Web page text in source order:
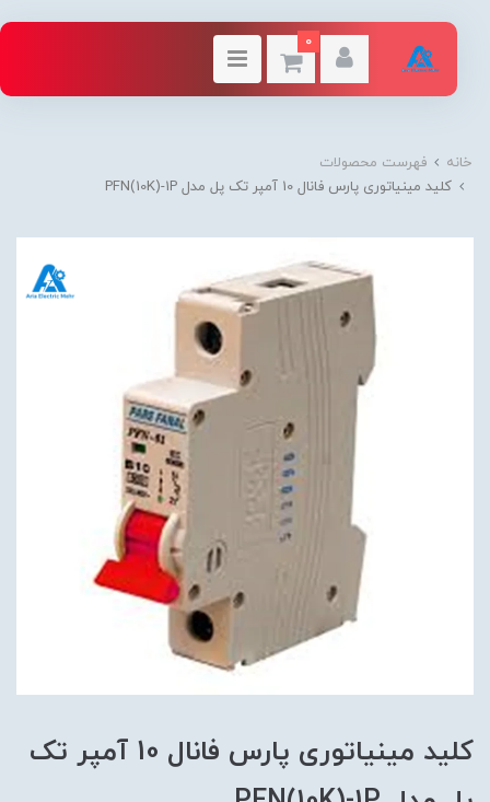
0
خانه
فهرست محصولات
کلید مینیاتوری پارس فانال 10 آمپر تک پل مدل PFN(10K)-1P
کلید مینیاتوری پارس فانال 10 آمپر تک